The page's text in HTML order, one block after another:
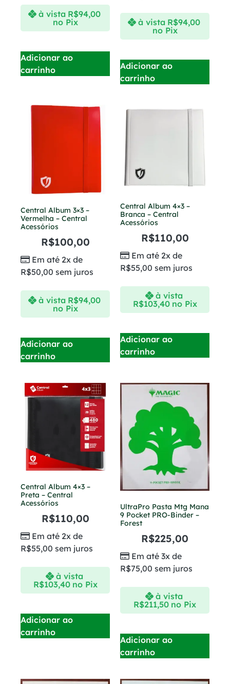
à vista R$94,00
no Pix
Adicionar ao
carrinho
à vista R$94,00
no Pix
Adicionar ao
carrinho
Central Album 3×3 –
Vermelha – Central
Acessórios
R$100,00
Em até 2x de
R$50,00 sem juros
à vista R$94,00
no Pix
Adicionar ao
carrinho
Central Album 4×3 –
Branca – Central
Acessórios
R$110,00
Em até 2x de
R$55,00 sem juros
à vista
R$103,40 no Pix
Adicionar ao
carrinho
Central Album 4×3 –
Preta – Central
Acessórios
R$110,00
Em até 2x de
R$55,00 sem juros
à vista
R$103,40 no Pix
Adicionar ao
carrinho
UltraPro Pasta Mtg Mana
9 Pocket PRO-Binder –
Forest
R$225,00
Em até 3x de
R$75,00 sem juros
à vista
R$211,50 no Pix
Adicionar ao
carrinho